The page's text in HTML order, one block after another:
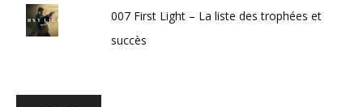
007 First Light – La liste des trophées et
succès